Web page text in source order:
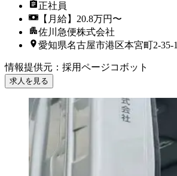
正社員
【月給】20.8万円〜
佐川急便株式会社
愛知県名古屋市港区本宮町2-35-1
情報提供元 ： 採用ページコボット
求人を見る